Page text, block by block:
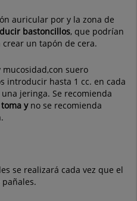
auricular por y la zona de
bastoncillos, que podrían
un tapón de cera.
suero
introducir hasta 1 cc. en cada
jeringa. Se recomienda
y no se recomienda
se realizará cada vez que el